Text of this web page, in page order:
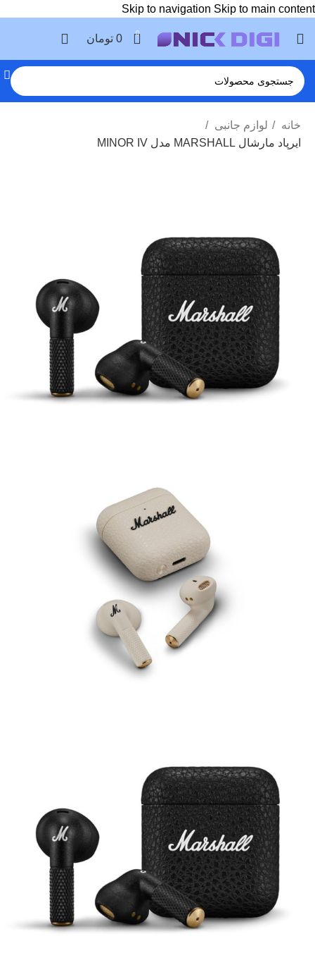
Skip to navigation Skip to main content
0
0 تومان
خانه
لوازم جانبی
ایرپاد مارشال MARSHALL مدل MINOR IV